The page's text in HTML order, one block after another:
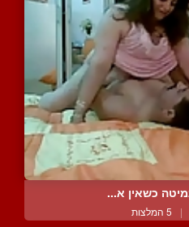
כשאין א...
| 5 המלצות